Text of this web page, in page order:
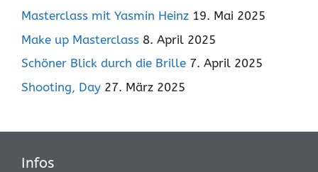
Masterclass mit Yasmin Heinz 19. Mai 2025
Make up Masterclass 8. April 2025
Schöner Blick durch die Brille 7. April 2025
Shooting, Day 27. März 2025
Infos